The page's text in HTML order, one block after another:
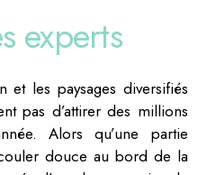
experts
et les paysages diversifiés
pas d’attirer des millions
Alors qu’une partie
douce au bord de la